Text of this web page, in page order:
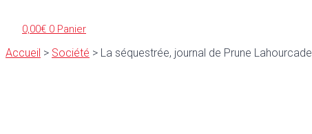
0,00€ 0 Panier
Accueil > Société > La séquestrée, journal de Prune Lahourcade